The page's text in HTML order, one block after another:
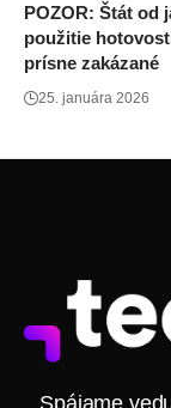
POZOR: Štát od
použitie
prísne zakázané
25. januára 2026
Spájame